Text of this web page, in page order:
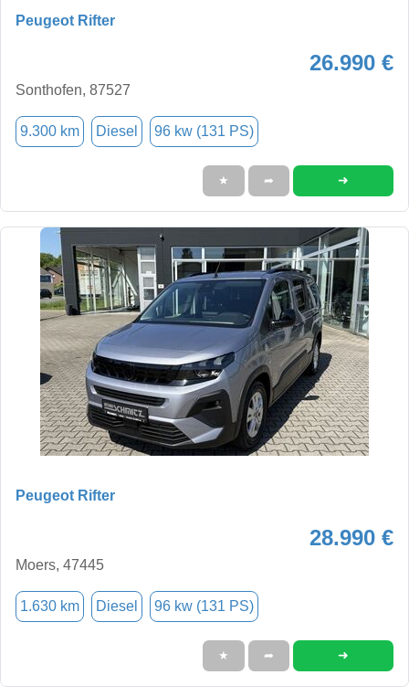
Peugeot Rifter
26.990 €
Sonthofen, 87527
9.300 km Diesel 96 kw (131 PS)
★ ➦ ➜
Peugeot Rifter
28.990 €
Moers, 47445
1.630 km Diesel 96 kw (131 PS)
★ ➦ ➜